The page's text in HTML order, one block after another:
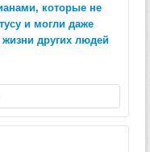
которые не
и могли даже
других людей